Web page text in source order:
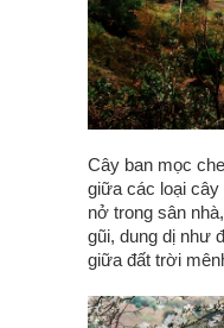
Cây ban mọc
giữa các loại
nở trong sân
gũi, dung dị như
giữa đất trời